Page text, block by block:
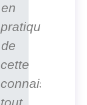
en
pratique
de
cette
connaissance